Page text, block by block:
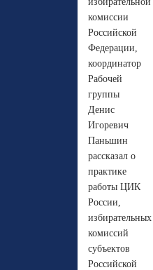
комиссии
Российской
Федерации,
координатор
Рабочей
группы
Денис
Игоревич
Паньшин
рассказал о
практике
работы ЦИК
России,
избирательных
комиссий
субъектов
Российской